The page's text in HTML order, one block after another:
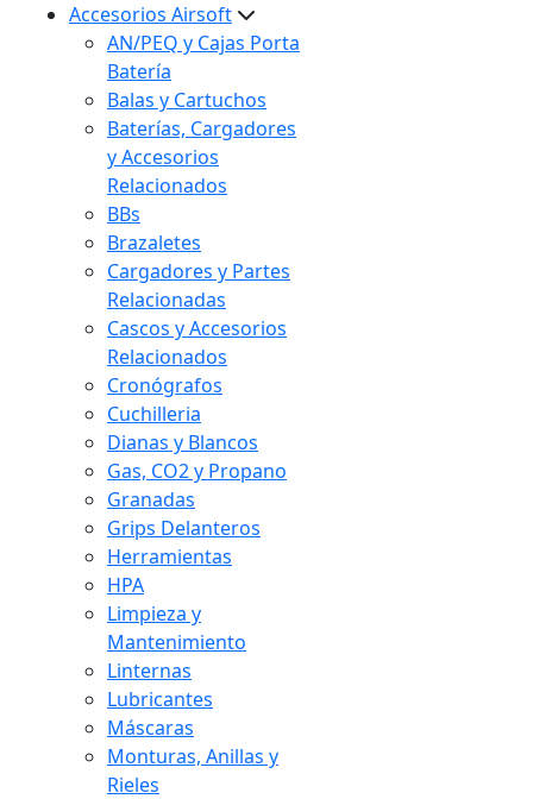
Accesorios Airsoft
AN/PEQ y Cajas Porta
Batería
Balas y Cartuchos
Baterías, Cargadores
y Accesorios
Relacionados
BBs
Brazaletes
Cargadores y Partes
Relacionadas
Cascos y Accesorios
Relacionados
Cronógrafos
Cuchilleria
Dianas y Blancos
Gas, CO2 y Propano
Granadas
Grips Delanteros
Herramientas
HPA
Limpieza y
Mantenimiento
Linternas
Lubricantes
Máscaras
Monturas, Anillas y
Rieles